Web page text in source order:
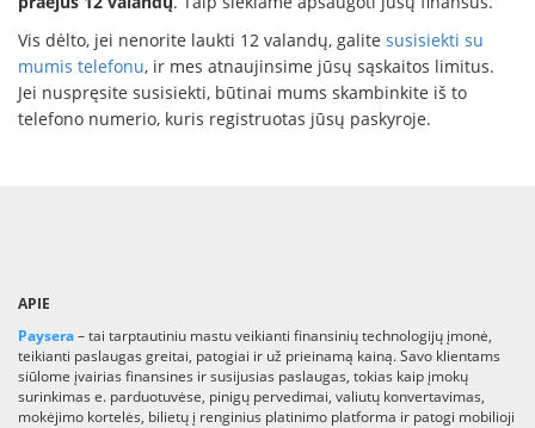
Vis dėlto, jei nenorite laukti 12 valandų, galite susisiekti su
mumis telefonu, ir mes atnaujinsime jūsų sąskaitos limitus.
Jei nuspręsite susisiekti, būtinai mums skambinkite iš to
telefono numerio, kuris registruotas jūsų paskyroje.
APIE
Paysera– tai tarptautiniu mastu veikianti finansinių technologijų įmonė,
teikianti paslaugas greitai, patogiai ir už prieinamą kainą. Savo klientams
siūlome įvairias finansines ir susijusias paslaugas, tokias kaip įmokų
surinkimas e. parduotuvėse, pinigų pervedimai, valiutų konvertavimas,
mokėjimo kortelės, bilietų į renginius platinimo platforma ir patogi mobilioji